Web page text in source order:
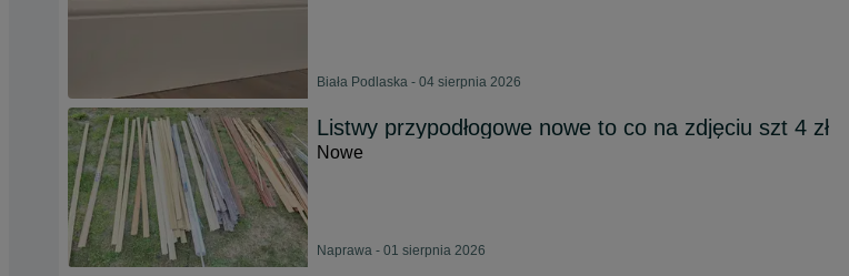
Biała Podlaska - 04 sierpnia 2026
Listwy przypodłogowe nowe to co na zdjęciu szt 4 zł
Nowe
Naprawa - 01 sierpnia 2026